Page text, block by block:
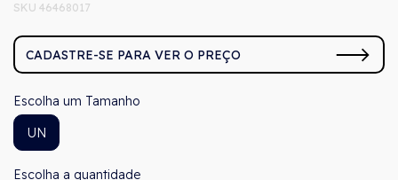
SKU 46468017
CADASTRE-SE PARA VER O PREÇO
Tamanho
UN